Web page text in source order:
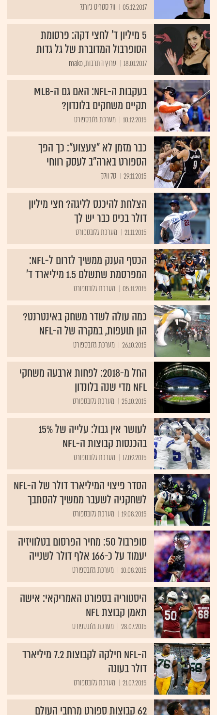
05.12.2017 וול סטריט ג'ורנל
5 מיליון ד' לחצי דקה: פרסומת
הסופרבול המדוברת של גל גדות
18.01.2017 ערוץ התרבות, mako
בעקבות ה-NFL: האם גם ה-MLB
תקיים משחקים בלונדון?
10.12.2015 מערכת גלובספורט
כבר מזמן לא "צעצוע": כך הפך
הספורט בארה"ב לעסק רווחי
29.11.2015 טל וולק
הצלחת להיכנס לליגה? חצי מיליון
דולר בכיס כבר יש לך
21.11.2015 מערכת גלובספורט
הכסף הענק ממשיך לזרום ל-NFL:
המפרסמת שתשלם 1.5 מיליארד ד'
05.11.2015 מערכת גלובספורט
כמה עולה לשדר משחק באינטרנט?
הון תועפות, במקרה של ה-NFL
26.10.2015 מערכת גלובספורט
החל מ-2018: לפחות ארבעה משחקי
NFL מדי שנה בלונדון
25.10.2015 מערכת גלובספורט
לעושר אין גבול: עלייה של 15%
בהכנסות קבוצות ה-NFL
17.09.2015 מערכת גלובספורט
הסדר פיצוי המיליארד דולר של ה-NFL
לשחקניה לשעבר ממשיך להסתבך
19.08.2015 מערכת גלובספורט
סופרבול 50: מחיר הפרסום בטלוויזיה
יעמוד על כ-166 אלף דולר לשנייה
10.08.2015 מערכת גלובספורט
היסטוריה בספורט האמריקאי: אישה
תאמן קבוצת NFL
28.07.2015 מערכת גלובספורט
ה-NFL חילקה לקבוצות 7.2 מיליארד
דולר בעונה
21.07.2015 מערכת גלובספורט
62 קבוצות ספורט מרחבי העולם